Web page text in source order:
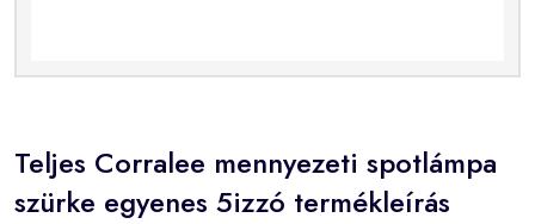
Teljes Corralee mennyezeti spotlámpa
szürke egyenes 5izzó termékleírás